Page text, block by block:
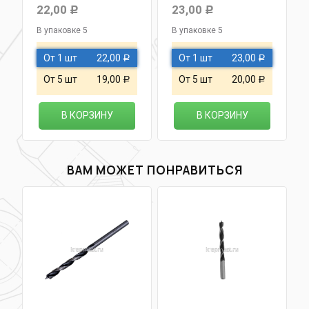
22,00 Р
В упаковке 5
От 1 шт 22,00 Р
От 5 шт 19,00 Р
В КОРЗИНУ
23,00 Р
В упаковке 5
От 1 шт 23,00 Р
От 5 шт 20,00 Р
В КОРЗИНУ
ВАМ МОЖЕТ ПОНРАВИТЬСЯ